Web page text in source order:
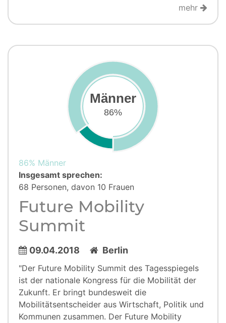
mehr
Männer
86%
86% Männer
Insgesamt sprechen:
68 Personen, davon 10 Frauen
Future Mobility
Summit
09.04.2018 Berlin
"Der Future Mobility Summit des Tagesspiegels
ist der nationale Kongress für die Mobilität der
Zukunft. Er bringt bundesweit die
Mobilitätsentscheider aus Wirtschaft, Politik und
Kommunen zusammen. Der Future Mobility